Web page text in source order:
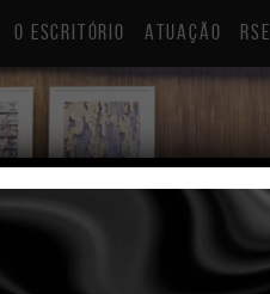
O ESCRITÓRIO ATUAÇÃO RSE